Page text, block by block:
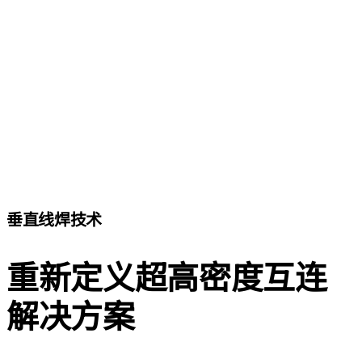
垂直线焊技术
重新定义超高密度互连
解决方案